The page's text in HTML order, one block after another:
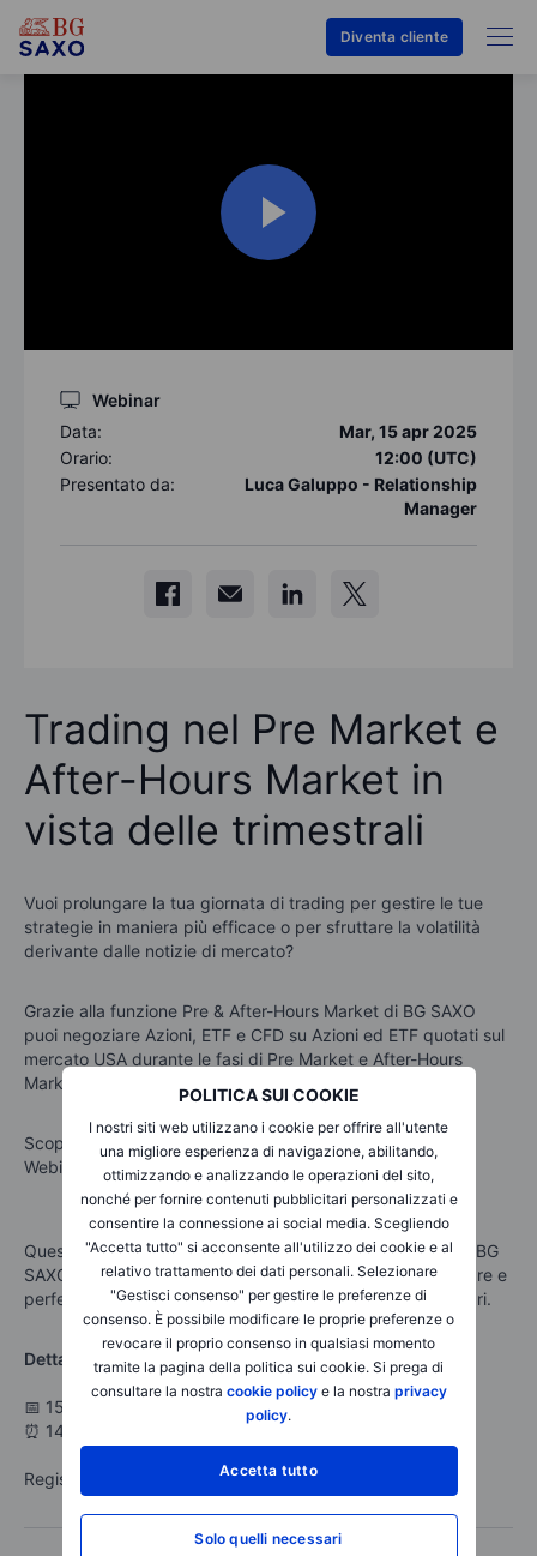
Diventa cliente
POLITICA SUI COOKIE
I nostri siti web utilizzano i cookie per offrire all'utente
una migliore esperienza di navigazione, abilitando,
ottimizzando e analizzando le operazioni del sito,
nonché per fornire contenuti pubblicitari personalizzati e
consentire la connessione ai social media. Scegliendo
"Accetta tutto" si acconsente all'utilizzo dei cookie e al
relativo trattamento dei dati personali. Selezionare
"Gestisci consenso" per gestire le preferenze di
consenso. È possibile modificare le proprie preferenze o
revocare il proprio consenso in qualsiasi momento
tramite la pagina della politica sui cookie. Si prega di
consultare la nostra cookie policye la nostra privacy
policy.
Accetta tutto
Solo quelli necessari
Webinar
Data:
Mar, 15 apr 2025
Orario:
12:00 (UTC)
Presentato da:
Luca Galuppo - Relationship
Manager
Trading nel Pre Market e
After-Hours Market in
vista delle trimestrali
Vuoi prolungare la tua giornata di trading per gestire le tue
strategie in maniera più efficace o per sfruttare la volatilità
derivante dalle notizie di mercato?
Grazie alla funzione Pre & After-Hours Market di BG SAXO
puoi negoziare Azioni, ETF e CFD su Azioni ed ETF quotati sul
mercato USA durante le fasi di Pre Market e After-Hours
Market.
Scopri come attivarlo e come inserire gli ordini in questo
Webinar curato dal nostro Sales Trader
Luca Galuppo.
Questo webinar fa parte della sezione “Temi educativi” di BG
SAXO, una serie di webinar progettati per aiutarti ad iniziare e
perfezionare il tuo percorso all’interno dei mercati finanziari.
Dettagli dell’evento
📅 15 Aprile 2025
⏰ 14:00
Registrati ora per partecipare!